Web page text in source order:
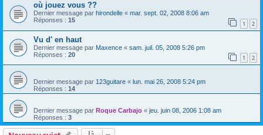
où jouez vous ??
Dernier message par hirondelle « mar. sept. 02, 2008 8:06 am
Réponses : 15 1 2
Vu d' en haut
Dernier message par Maxence « sam. juil. 05, 2008 5:26 pm
Réponses : 20 1 2
Dernier message par 123guitare « lun. mai 26, 2008 5:24 pm
Réponses : 14
Dernier message par Roque Carbajo « jeu. juin 08, 2006 1:08 am
Réponses : 3